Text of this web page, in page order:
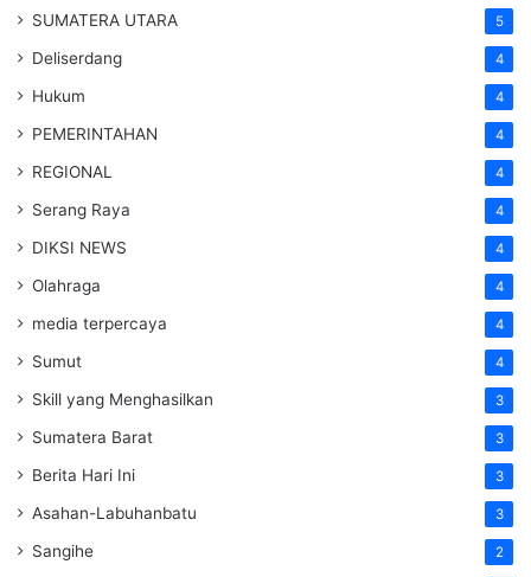
SUMATERA UTARA 5
Deliserdang 4
Hukum 4
PEMERINTAHAN 4
REGIONAL 4
Serang Raya 4
DIKSI NEWS 4
Olahraga 4
media terpercaya 4
Sumut 4
Skill yang Menghasilkan 3
Sumatera Barat 3
Berita Hari Ini 3
Asahan-Labuhanbatu 3
Sangihe 2